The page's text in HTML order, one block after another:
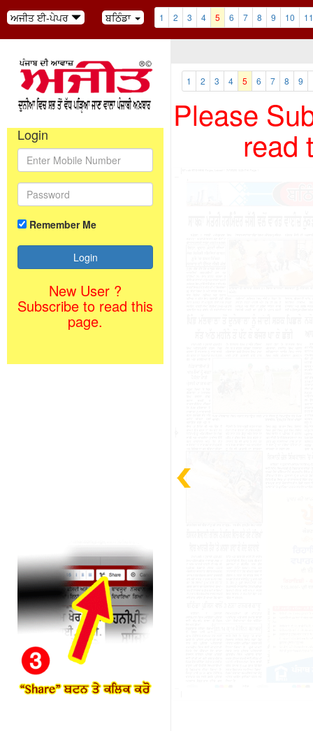
ਅਜੀਤ ਈ-ਪੇਪਰ ਬਠਿੰਡਾ 1 2 3 4 5 6 7 8 9 10 11
Login
Remember Me
New User ?
Subscribe to read this
page.
1 2 3 4 5 6 7 8 9
Please
read